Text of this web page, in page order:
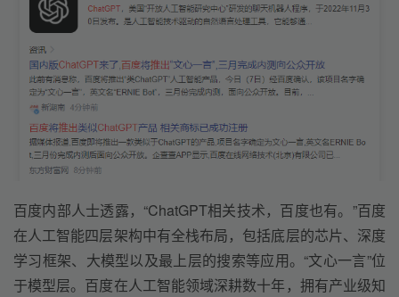
百度内部人士透露，“ChatGPT相关技术，百度也有。”百度
在人工智能四层架构中有全栈布局，包括底层的芯片、深度
学习框架、大模型以及最上层的搜索等应用。“文心一言”位
于模型层。百度在人工智能领域深耕数十年，拥有产业级知